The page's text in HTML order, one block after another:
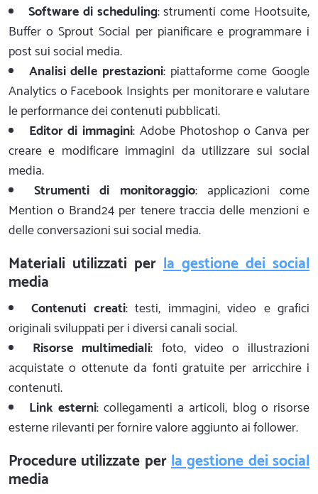
Software di scheduling: strumenti come Hootsuite,
Buffer o Sprout Social per pianificare e programmare i
post sui social media.
Analisi delle prestazioni: piattaforme come Google
Analytics o Facebook Insights per monitorare e valutare
le performance dei contenuti pubblicati.
Editor di immagini: Adobe Photoshop o Canva per
creare e modificare immagini da utilizzare sui social
media.
Strumenti di monitoraggio: applicazioni come
Mention o Brand24 per tenere traccia delle menzioni e
delle conversazioni sui social media.
Materiali utilizzati per la gestione dei social
media
Contenuti creati: testi, immagini, video e grafici
originali sviluppati per i diversi canali social.
Risorse multimediali: foto, video o illustrazioni
acquistate o ottenute da fonti gratuite per arricchire i
contenuti.
Link esterni: collegamenti a articoli, blog o risorse
esterne rilevanti per fornire valore aggiunto ai follower.
Procedure utilizzate perla gestione dei social
media